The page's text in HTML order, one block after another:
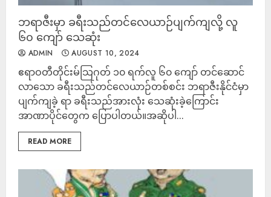
ဘရာဇီးမှာ ခရီးသည်တင်လေယာဉ်ပျက်ကျလို့ လူ
၆၀ ကျော် သေဆုံး
ADMIN AUGUST 10, 2024
ဧရာဝတီတိုင်းမ်သြဂုတ် ၁၀ ရက်လူ ၆၀ ကျော် တင်ဆောင်
လာသော ခရီးသည်တင်လေယာဉ်တစ်စင်း ဘရာဇီးနိုင်ငံမှာ
ပျက်ကျခဲ့ ရာ ခရီးသည်အားလုံး သေဆုံးခဲ့ကြောင်း
အာဏာပိုင်တွေက ပြောပါတယ်။အဆိုပါ...
READ MORE